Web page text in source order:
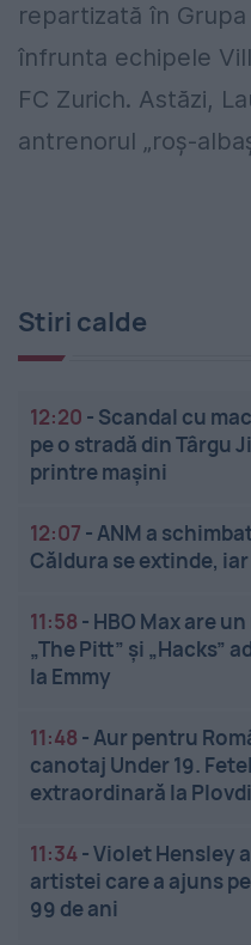
repartizată în
înfrunta echipele
FC Zurich. Astăzi,
antrenorul „roș-
Stiri calde
12:20 - Scandal cu
pe o stradă din Târgu
printre mașini
12:07 -ANM a
Căldura se extinde,
11:58 - HBO Max are
„The Pitt” și „Hacks”
la Emmy
11:48 -Aur pentru
canotaj Under 19.
extraordinară la
11:34-Violet Hensley
artistei care a ajuns
99 de ani